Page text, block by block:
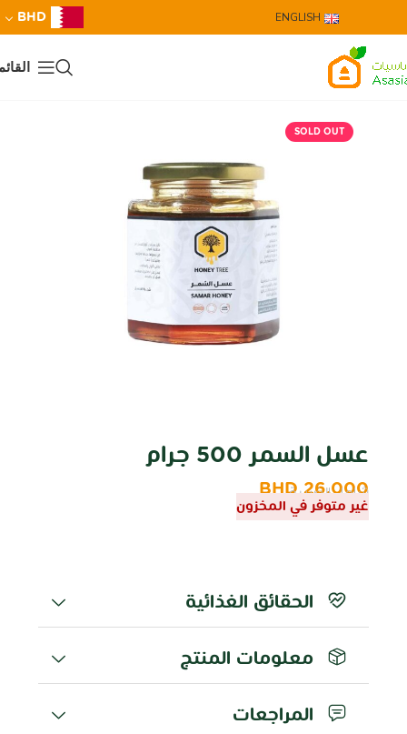
ENGLISH
BHD
SOLD OUT
عسل السمر 500 جرام
26.000
BHDشامل الضريبة
غير متوفر في المخزون
الحقائق الغذائية
معلومات المنتج
المراجعات